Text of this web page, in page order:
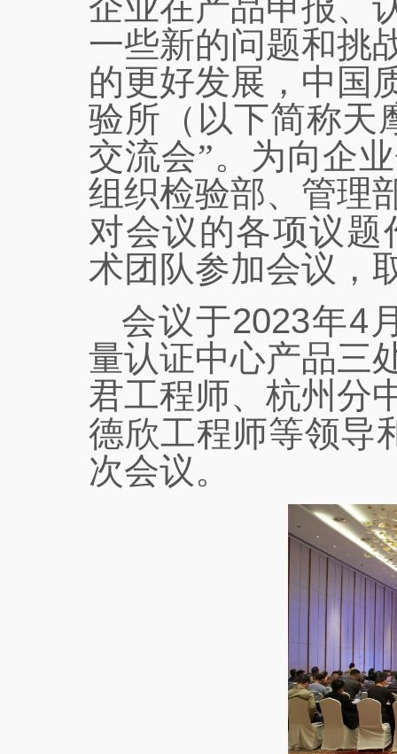
一些新的问题和挑
的更好发展，中国
验所（以下简称天
交流会”。为向企
组织检验部、管理
对会议的各项议
术团队参加会议，
会议于2023年4
量认证中心产品三
君工程师、杭州分
德欣工程师等领导
次会议。